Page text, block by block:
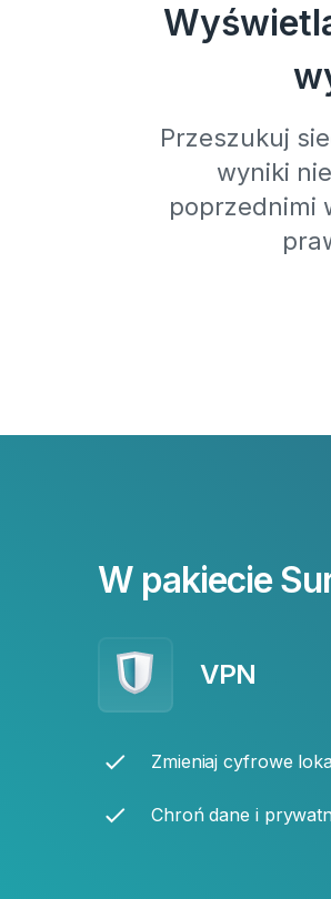
Przeszukuj
wyniki
poprzednimi
W pakiecie
VPN
Zmieniaj cyfrowe
Chroń dane i